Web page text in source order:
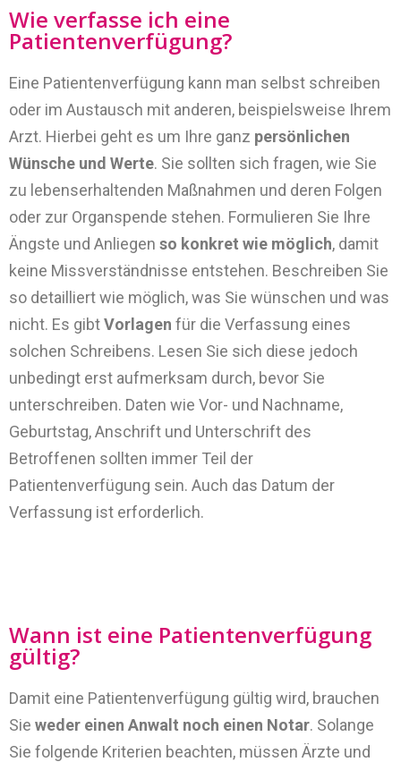
Wie verfasse ich eine
Patientenverfügung?
Eine Patientenverfügung kann man selbst schreiben
oder im Austausch mit anderen, beispielsweise Ihrem
Arzt. Hierbei geht es um Ihre ganz persönlichen
Wünsche und Werte. Sie sollten sich fragen, wie Sie
zu lebenserhaltenden Maßnahmen und deren Folgen
oder zur Organspende stehen. Formulieren Sie Ihre
Ängste und Anliegen so konkret wie möglich, damit
keine Missverständnisse entstehen. Beschreiben Sie
so detailliert wie möglich, was Sie wünschen und was
nicht. Es gibtVorlagen für die Verfassung eines
solchen Schreibens. Lesen Sie sich diese jedoch
unbedingt erst aufmerksam durch, bevor Sie
unterschreiben. Daten wie Vor- und Nachname,
Geburtstag, Anschrift und Unterschrift des
Betroffenen sollten immer Teil der
Patientenverfügung sein. Auch das Datum der
Verfassung ist erforderlich.
Wann ist eine Patientenverfügung
gültig?
Damit eine Patientenverfügung gültig wird, brauchen
Sie weder einen Anwalt noch einen Notar. Solange
Sie folgende Kriterien beachten, müssen Ärzte und